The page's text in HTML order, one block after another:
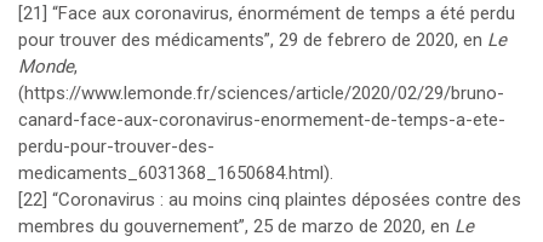
[21]
“Face aux coronavirus, énormément de temps a été perdu
pour trouver des médicaments”, 29 de febrero de 2020, en Le
Monde,
(https://www.lemonde.fr/sciences/article/2020/02/29/bruno-
canard-face-aux-coronavirus-enormement-de-temps-a-ete-
perdu-pour-trouver-des-
medicaments_6031368_1650684.html ).
[22] “Coronavirus : au moins cinq plaintes déposées contre des
membres du gouvernement”, 25 de marzo de 2020, en Le